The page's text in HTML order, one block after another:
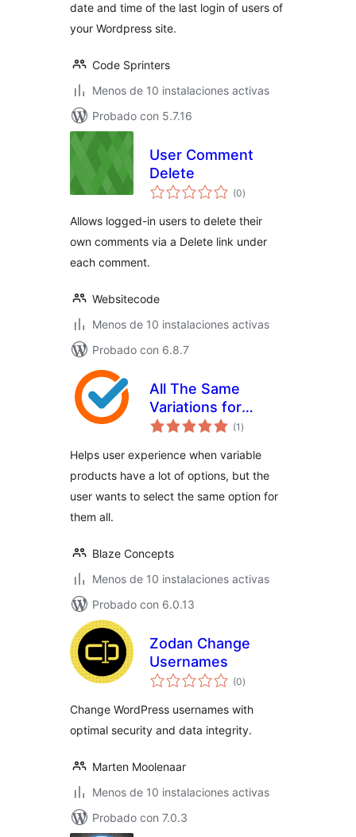
date and time of the last login of users of
your Wordpress site.
Code Sprinters
Menos de 10 instalaciones activas
Probado con 5.7.16
User Comment
Delete
(0total
de
)
Allows logged-in users to delete their
own comments via a Delete link under
each comment.
Websitecode
Menos de 10 instalaciones activas
Probado con 6.8.7
All The Same
Variations for
WooCommerce
(1 total
de
)
Helps user experience when variable
products have a lot of options, but the
user wants to select the same option for
them all.
Blaze Concepts
Menos de 10 instalaciones activas
Probado con 6.0.13
Zodan Change
Usernames
(0total
de
)
Change WordPress usernames with
optimal security and data integrity.
Marten Moolenaar
Menos de 10 instalaciones activas
Probado con 7.0.3